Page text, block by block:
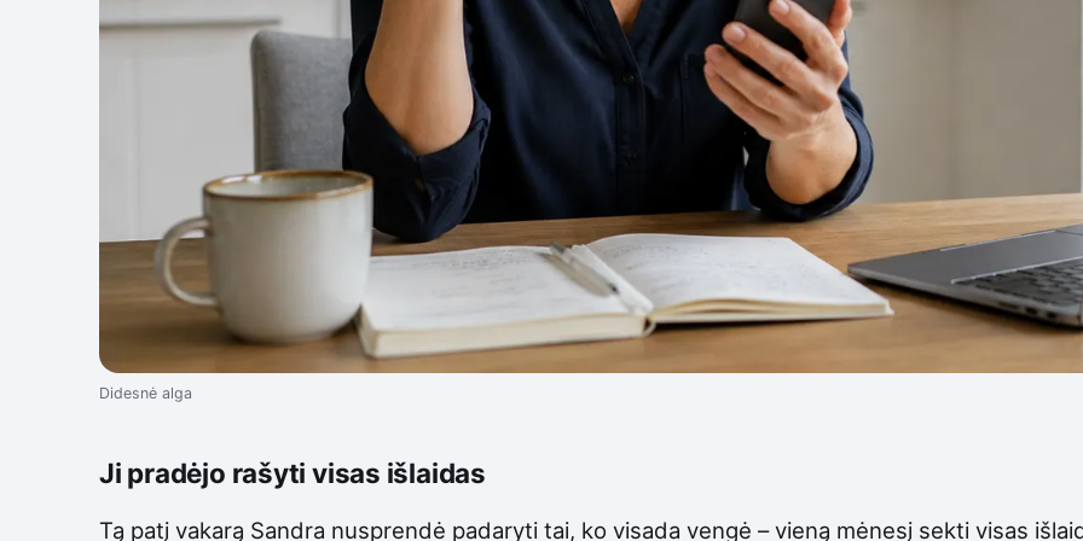
Didesnė alga
Ji pradėjo rašyti visas išlaidas
Tą patį vakarą Sandra nusprendė padaryti tai, ko visada vengė – vieną mėnesį sekti visas